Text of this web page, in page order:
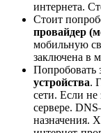
интернета.
Стоит
провайдер
мобильную
заключена в
Попробовать
устройства.
сети. Если
сервере.
назначения.